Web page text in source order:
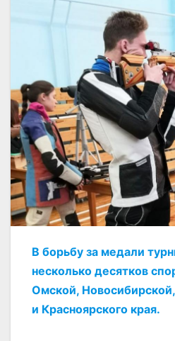
В борьбу за медали
несколько десятков
Омской,
и Красноярского края.